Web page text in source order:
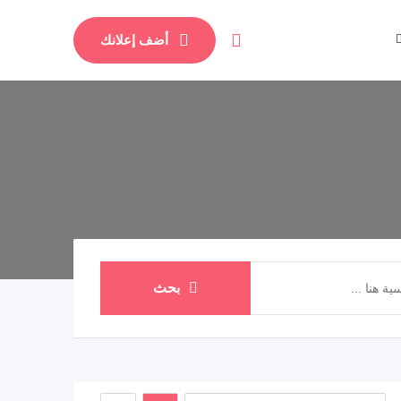
أضف إعلانك
بحث